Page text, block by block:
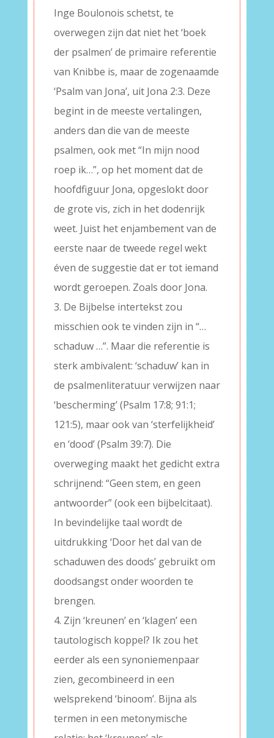
Inge Boulonois schetst, te
overwegen zijn dat niet het ‘boek
der psalmen’ de primaire referentie
van Knibbe is, maar de zogenaamde
‘Psalm van Jona’, uit Jona 2:3. Deze
begint in de meeste vertalingen,
anders dan die van de meeste
psalmen, ook met “In mijn nood
roep ik…”, op het moment dat de
hoofdfiguur Jona, opgeslokt door
de grote vis, zich in het dodenrijk
weet. Juist het enjambement van de
eerste naar de tweede regel wekt
éven de suggestie dat er tot iemand
wordt geroepen. Zoals door Jona.
3. De Bijbelse intertekst zou
misschien ook te vinden zijn in “…
schaduw …”. Maar die referentie is
sterk ambivalent: ‘schaduw’ kan in
de psalmenliteratuur verwijzen naar
‘bescherming’ (Psalm 17:8; 91:1;
121:5), maar ook van ‘sterfelijkheid’
en ‘dood’ (Psalm 39:7). Die
overweging maakt het gedicht extra
schrijnend: “Geen stem, en geen
antwoorder” (ook een bijbelcitaat).
In bevindelijke taal wordt de
uitdrukking ‘Door het dal van de
schaduwen des doods’ gebruikt om
doodsangst onder woorden te
brengen.
4. Zijn ‘kreunen’ en ‘klagen’ een
tautologisch koppel? Ik zou het
eerder als een synoniemenpaar
zien, gecombineerd in een
welsprekend ‘binoom’. Bijna als
termen in een metonymische